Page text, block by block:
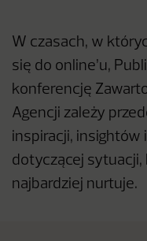
W czasach, w
się do online’u,
konferencję
Agencji zależy
inspiracji, insightów
dotyczącej
najbardziej nurtuje.